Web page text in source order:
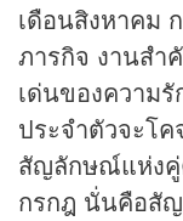
เดือนสิงหาคม
ภารกิจ งานสำ
เด่นของความ
ประจำตัวจะโ
สัญลักษณ์แห่งคู่
กรกฎ นั่นคือสั